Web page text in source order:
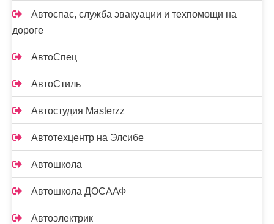
Автоспас, служба эвакуации и техпомощи на
дороге
АвтоСпец
АвтоСтиль
Автостудия Masterzz
Автотехцентр на Элсибе
Автошкола
Автошкола ДОСААФ
Автоэлектрик